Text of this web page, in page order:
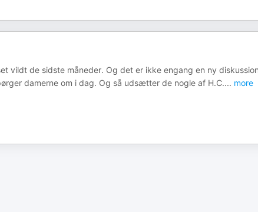
vildt de sidste måneder. Og det er ikke engang en ny
damerne om i dag. Og så udsætter de nogle af H.C.... more